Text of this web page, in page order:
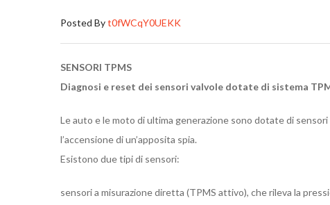
Posted Byt0fWCqY0UEKK
SENSORI TPMS
Diagnosi e reset dei sensori valvole dotate di sistema
Le auto e le moto di ultima generazione sono dotate di
l’accensione di un’apposita spia.
Esistono due tipi di sensori:
sensori a misurazione diretta (TPMS attivo), che rileva la